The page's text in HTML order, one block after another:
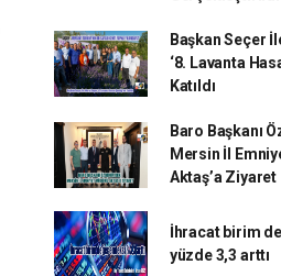
Başkan Seçer
‘8. Lavanta
Katıldı
Baro Başkanı
Mersin İl
Aktaş’a Ziyaret
İhracat birim
yüzde 3,3 arttı